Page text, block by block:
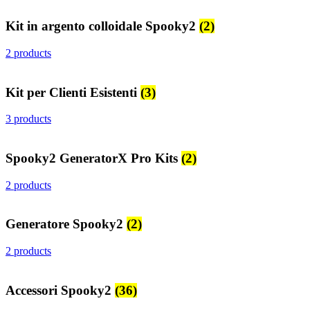
Kit in argento colloidale Spooky2 (2)
2 products
Kit per Clienti Esistenti (3)
3 products
Spooky2 GeneratorX Pro Kits (2)
2 products
Generatore Spooky2 (2)
2 products
Accessori Spooky2 (36)